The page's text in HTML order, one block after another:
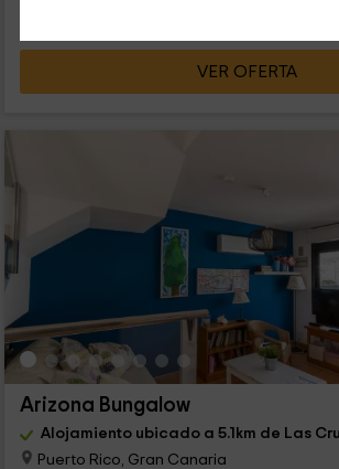
VER OFERTA
Arizona Bungalow
Alojamiento ubicado a 5.1km de Las
Puerto Rico, Gran Canaria